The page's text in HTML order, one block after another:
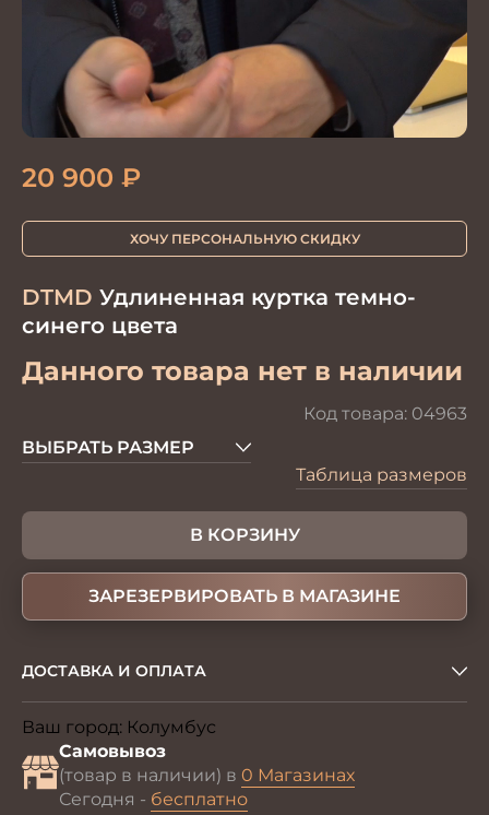
DTMD Удлиненная куртка темно-
синего цвета
Данного товара нет в наличии
Код товара: 04963
20 900 ₽
ХОЧУ ПЕРСОНАЛЬНУЮ СКИДКУ
ВЫБРАТЬ РАЗМЕР
Таблица размеров
В КОРЗИНУ
ЗАРЕЗЕРВИРОВАТЬ В МАГАЗИНЕ
ДОСТАВКА И ОПЛАТА
Ваш город: Колумбус
Самовывоз
(товар в наличии) в 0 Магазинах
Сегодня - бесплатно